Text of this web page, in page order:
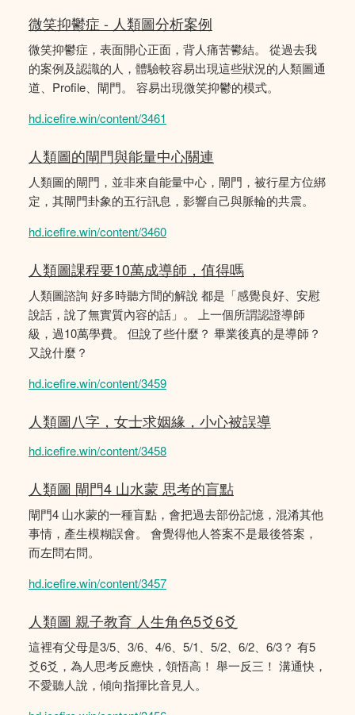
微笑抑鬱症 - 人類圖分析案例
微笑抑鬱症，表面開心正面，背人痛苦鬰結。 從過去我
的案例及認識的人，體驗較容易出現這些狀況的人類圖通
道、Profile、閘門。 容易出現微笑抑鬱的模式。
hd.icefire.win/content/3461
人類圖的閘門與能量中心關連
人類圖的閘門，並非來自能量中心，閘門，被行星方位綁
定，其閘門卦象的五行訊息，影響自己與脈輪的共震。
hd.icefire.win/content/3460
人類圖課程要10萬成導師，值得嗎
人類圖諮詢 好多時聽方間的解說 都是「感覺良好、安慰
說話，說了無實質內容的話」。 上一個所謂認證導師
級，過10萬學費。 但說了些什麼？ 畢業後真的是導師？
又說什麼？
hd.icefire.win/content/3459
人類圖八字，女士求姻緣，小心被誤導
hd.icefire.win/content/3458
人類圖 閘門4 山水蒙 思考的盲點
閘門4 山水蒙的一種盲點，會把過去部份記憶，混淆其他
事情，產生模糊誤會。 會覺得他人答案不是最後答案，
而左問右問。
hd.icefire.win/content/3457
人類圖 親子教育 人生角色5爻6爻
這裡有父母是3/5、3/6、4/6、5/1、5/2、6/2、6/3？ 有5
爻6爻，為人思考反應快，領悟高！ 舉一反三！ 溝通快，
不愛聽人說，傾向指揮比音見人。